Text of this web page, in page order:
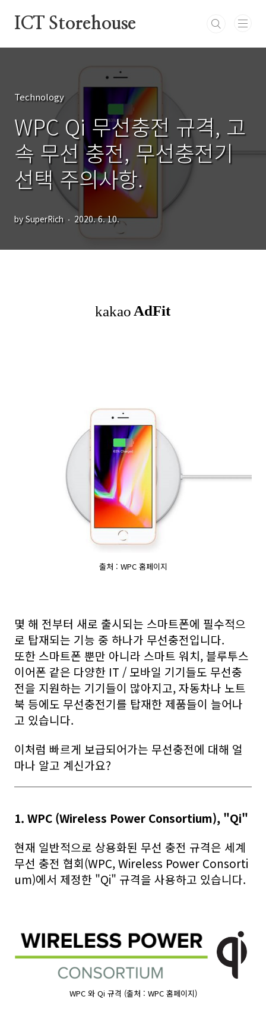
ICT Storehouse
Technology
WPC Qi 무선충전 규격, 고
속 무선 충전, 무선충전기
선택 주의사항.
by SuperRich 2020. 6. 10.
출처 : WPC 홈페이지
몇 해 전부터 새로 출시되는 스마트폰에 필수적으
로 탑재되는 기능 중 하나가 무선충전입니다.
또한 스마트폰 뿐만 아니라 스마트 워치, 블루투스
이어폰 같은 다양한 IT / 모바일 기기들도 무선충
전을 지원하는 기기들이 많아지고, 자동차나 노트
북 등에도 무선충전기를 탑재한 제품들이 늘어나
고 있습니다.
이처럼 빠르게 보급되어가는 무선충전에 대해 얼
마나 알고 계신가요?
1. WPC (Wireless Power Consortium), "Qi"
현재 일반적으로 상용화된 무선 충전 규격은 세계
무선 충전 협회(WPC, Wireless Power Consorti
um)에서 제정한 "Qi" 규격을 사용하고 있습니다.
WPC 와 Qi 규격 (출처 : WPC 홈페이지)